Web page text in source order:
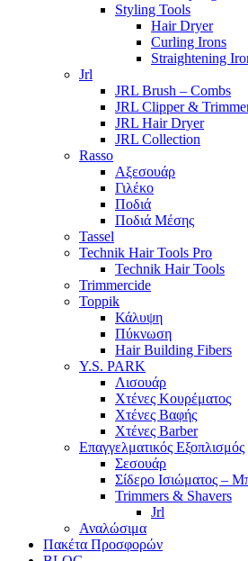
Styling Tools
Hair Dryer
Curling Irons
Straightening
Jrl
JRL Brush – Combs
JRL Clipper &
JRL Hair Dryer
JRL Collection
Rasso
Αξεσουάρ
Γιλέκο
Ποδιά
Ποδιά Μέσης
Tassel
Technik Hair Tools Pro
Technik Hair Tools
Trimmercide
Toppik
Κάλυψη
Πύκνωση
Hair Building Fibers
Y.S. PARK
Λισουάρ
Χτένες Κουρέματος
Χτένες Βαφής
Χτένες Barber
Επαγγελματικός Εξοπλισμός
Σεσουάρ
Σίδερο Ισιώματος –
Trimmers & Shavers
Jrl
Αναλώσιμα
Πακέτα Προσφορών